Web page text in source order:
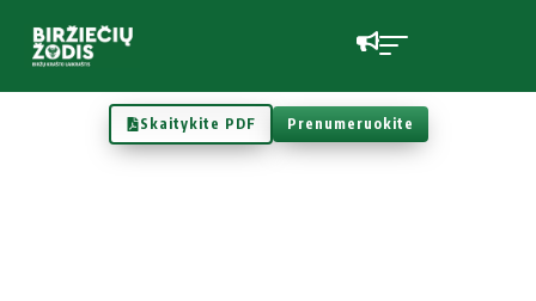
Skaitykite PDF Prenumeruokite